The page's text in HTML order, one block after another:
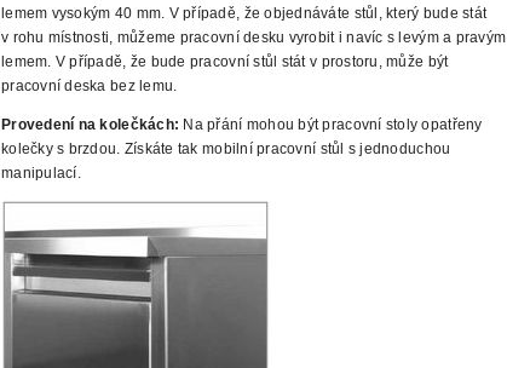
lemem vysokým 40 mm. V případě, že objednáváte stůl, který bude stát
v rohu místnosti, můžeme pracovní desku vyrobit i navíc s levým a pravým
lemem. V případě, že bude pracovní stůl stát v prostoru, může být
pracovní deska bez lemu.
Provedení na kolečkách: Na přání mohou být pracovní stoly opatřeny
kolečky s brzdou. Získáte tak mobilní pracovní stůl s jednoduchou
manipulací.